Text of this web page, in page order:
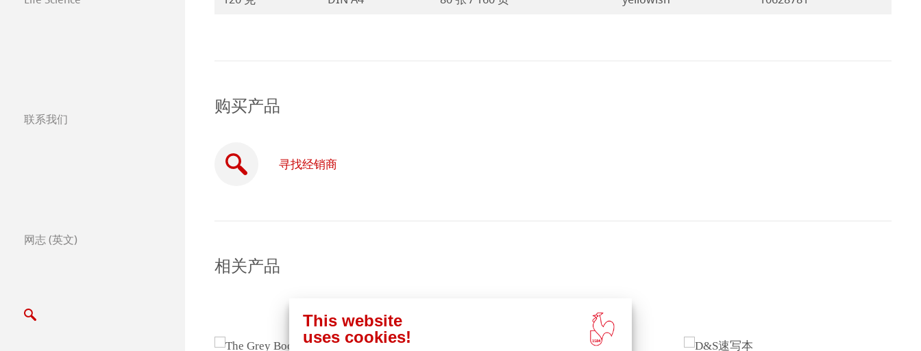
联系我们
全球合作伙伴
写信给我们
网志 (英文)
购买产品
寻找经销商
相关产品
This website
uses cookies!